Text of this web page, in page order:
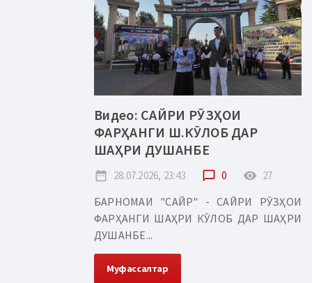
Видео: САЙРИ РӮЗҲОИ
ФАРҲАНГИ Ш.КӮЛОБ ДАР
ШАҲРИ ДУШАНБЕ
date_range 28.07.2026, 23:43 chat_bubble_outline 0 remove_red_eye 27
БАРНОМАИ "САЙР" - САЙРИ РӮЗҲОИ
ФАРҲАНГИ ШАҲРИ КӮЛОБ ДАР ШАҲРИ
ДУШАНБЕ...
Муфассалтар